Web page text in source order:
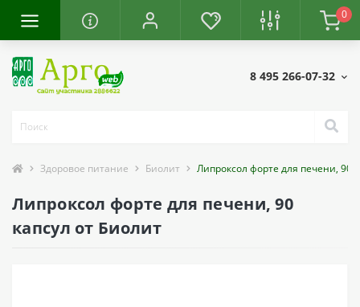
0
8 495 266-07-32
Здоровое питание Биолит Липроксол форте для печени, 90
Липроксол форте для печени, 90
капсул от Биолит